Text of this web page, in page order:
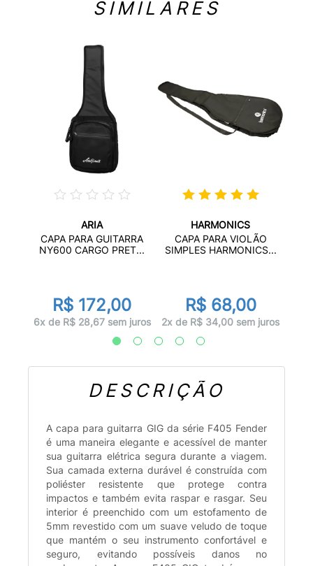
SIMILARES
ARIA
CAPA PARA GUITARRA
NY600 CARGO PRET...
R$ 172,00
6x de R$ 28,67 sem juros
HARMONICS
CAPA PARA VIOLÃO
SIMPLES HARMONICS...
R$ 68,00
2x de R$ 34,00 sem juros
DESCRIÇÃO
A capa para guitarra GIG da série F405 Fender
é uma maneira elegante e acessível de manter
sua guitarra elétrica segura durante a viagem.
Sua camada externa durável é construída com
poliéster resistente que protege contra
impactos e também evita raspar e rasgar. Seu
interior é preenchido com um estofamento de
5mm revestido com um suave veludo de toque
que mantém o seu instrumento confortável e
seguro, evitando possíveis danos no